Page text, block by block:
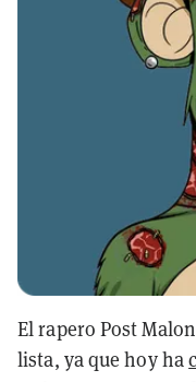
El rapero Post
lista, ya que hoy ha